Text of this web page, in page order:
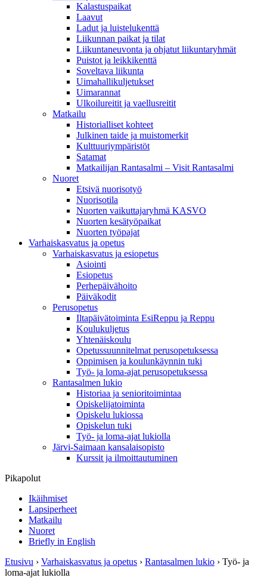
Kalastuspaikat
Laavut
Ladut ja luistelukenttä
Liikunnan paikat ja tilat
Liikuntaneuvonta ja ohjatut liikuntaryhmät
Puistot ja leikkikenttä
Soveltava liikunta
Uimahallikuljetukset
Uimarannat
Ulkoilureitit ja vaellusreitit
Matkailu
Historialliset kohteet
Julkinen taide ja muistomerkit
Kulttuuriympäristöt
Satamat
Matkailijan Rantasalmi – Visit Rantasalmi
Nuoret
Etsivä nuorisotyö
Nuorisotila
Nuorten vaikuttajaryhmä KASVO
Nuorten kesätyöpaikat
Nuorten työpajat
Varhaiskasvatus ja opetus
Varhaiskasvatus ja esiopetus
Asiointi
Esiopetus
Perhepäivähoito
Päiväkodit
Perusopetus
Iltapäivätoiminta EsiReppu ja Reppu
Koulukuljetus
Yhtenäiskoulu
Opetussuunnitelmat perusopetuksessa
Oppimisen ja koulunkäynnin tuki
Työ- ja loma-ajat perusopetuksessa
Rantasalmen lukio
Historiaa ja senioritoimintaa
Opiskelijatoiminta
Opiskelu lukiossa
Opiskelun tuki
Työ- ja loma-ajat lukiolla
Järvi-Saimaan kansalaisopisto
Kurssit ja ilmoittautuminen
Pikapolut
Ikäihmiset
Lapsiperheet
Matkailu
Nuoret
Briefly in English
Etusivu › Varhaiskasvatus ja opetus › Rantasalmen lukio › Työ- ja
loma-ajat lukiolla